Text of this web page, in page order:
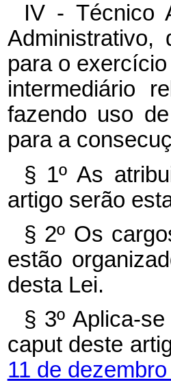
IV - Técnico
Administrativo,
para o
intermediário
fazendo uso
para a
§ 1º As
artigo serão
§ 2º Os
estão
desta Lei.
§ 3º Aplica-
caput deste
11 de